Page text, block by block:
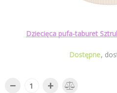
Dziecięca pufa-taburet
Dostępne
− +